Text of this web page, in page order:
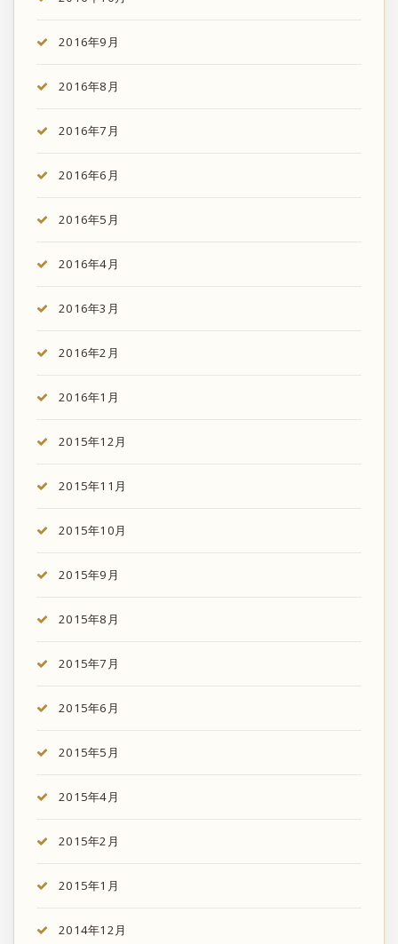
2016年9月
2016年8月
2016年7月
2016年6月
2016年5月
2016年4月
2016年3月
2016年2月
2016年1月
2015年12月
2015年11月
2015年10月
2015年9月
2015年8月
2015年7月
2015年6月
2015年5月
2015年4月
2015年2月
2015年1月
2014年12月